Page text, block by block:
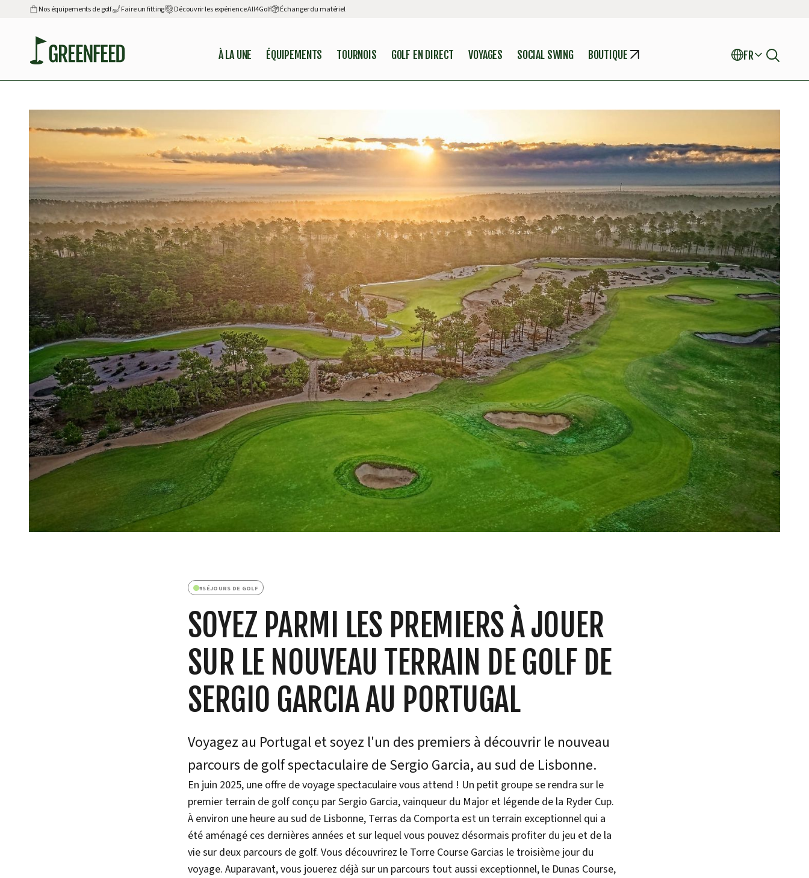
Nos équipements de golf Faire un fitting Découvrir les expérience All4Golf Échanger du matériel
À LA UNE ÉQUIPEMENTS TOURNOIS GOLF EN DIRECT VOYAGES SOCIAL SWING BOUTIQUE FR
#SÉJOURS DE GOLF
SOYEZ PARMI LES PREMIERS À JOUER
SUR LE NOUVEAU TERRAIN DE GOLF DE
SERGIO GARCIA AU PORTUGAL
Voyagez au Portugal et soyez l'un des premiers à découvrir le nouveau
parcours de golf spectaculaire de Sergio Garcia, au sud de Lisbonne.
En juin 2025, une offre de voyage spectaculaire vous attend ! Un petit groupe se rendra sur le
premier terrain de golf conçu par Sergio Garcia, vainqueur du Major et légende de la Ryder Cup.
À environ une heure au sud de Lisbonne, Terras da Comporta est un terrain exceptionnel qui a
été aménagé ces dernières années et sur lequel vous pouvez désormais profiter du jeu et de la
vie sur deux parcours de golf. Vous découvrirez le Torre Course Garcias le troisième jour du
voyage. Auparavant, vous jouerez déjà sur un parcours tout aussi exceptionnel, le Dunas Course,